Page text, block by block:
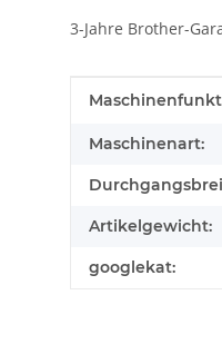
3-Jahre Brother-
Wert
Maschinenart:
Artikelgewicht:
googlekat: